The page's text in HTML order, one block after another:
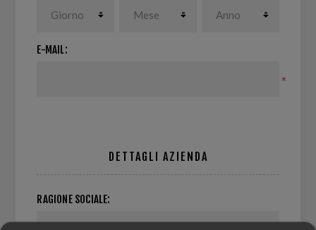
E-MAIL:
*
DETTAGLI AZIENDA
RAGIONE SOCIALE: